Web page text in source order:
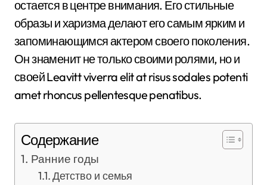
остается в центре внимания. Его стильные
образы и харизма делают его самым ярким и
запоминающимся актером своего поколения.
Он знаменит не только своими ролями, но и
своей Leavitt viverra elit at risus sodales potenti
amet rhoncus pellentesque penatibus.
Содержание
Ранние годы
Детство и семья